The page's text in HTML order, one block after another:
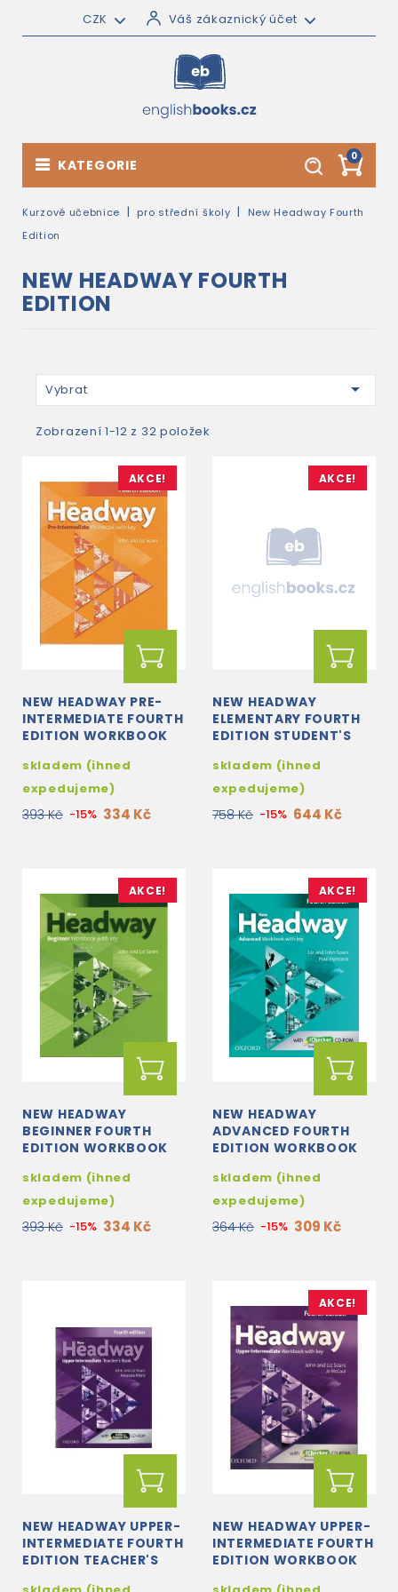
CZK Váš zákaznický účet
0
KATEGORIE
Kurzové učebnice pro střední školy
New Headway Fourth
Edition
NEW HEADWAY FOURTH
EDITION
Vybrat 
Zobrazení 1-12 z 32 položek
AKCE!
NEW HEADWAY PRE-
INTERMEDIATE FOURTH
EDITION WORKBOOK
skladem (ihned
expedujeme)
393 Kč -15% 334 Kč
AKCE!
NEW HEADWAY
ELEMENTARY FOURTH
EDITION STUDENT'S
skladem (ihned
expedujeme)
758 Kč -15% 644 Kč
AKCE!
NEW HEADWAY
BEGINNER FOURTH
EDITION WORKBOOK
skladem (ihned
expedujeme)
393 Kč -15% 334 Kč
AKCE!
NEW HEADWAY
ADVANCED FOURTH
EDITION WORKBOOK
CD-ROM
skladem (ihned
expedujeme)
364 Kč -15% 309 Kč
NEW HEADWAY UPPER-
INTERMEDIATE FOURTH
EDITION TEACHER'S
AKCE!
NEW HEADWAY UPPER-
INTERMEDIATE FOURTH
EDITION WORKBOOK